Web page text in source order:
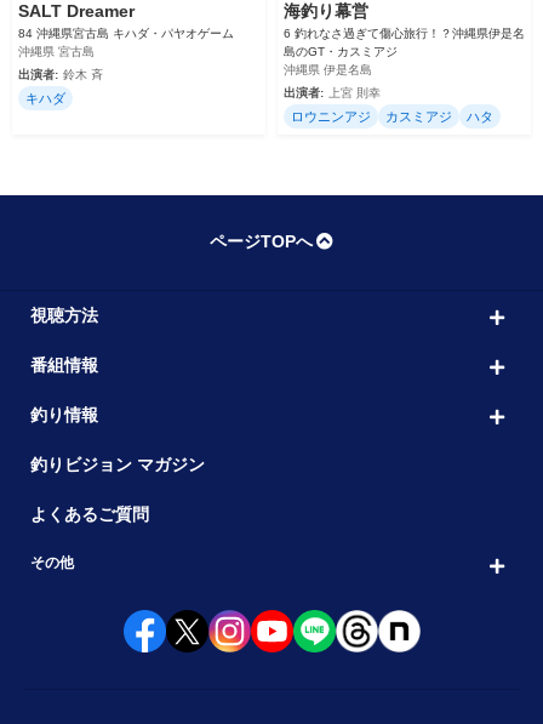
SALT Dreamer
84 沖縄県宮古島 キハダ・パヤオゲーム
沖縄県 宮古島
出演者: 鈴木 斉
キハダ
海釣り幕営
6 釣れなさ過ぎて傷心旅行！？沖縄県伊是名
島のGT・カスミアジ
沖縄県 伊是名島
出演者:
上宮 則幸
ロウニンアジ カスミアジ ハタ
ページTOPへ
視聴方法
番組情報
釣り情報
釣りビジョン マガジン
よくあるご質問
その他